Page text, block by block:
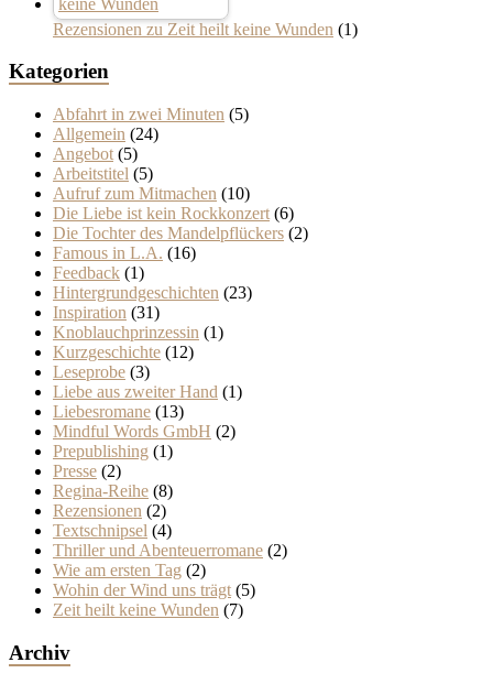
Rezensionen zu Zeit heilt keine Wunden (1)
Kategorien
Abfahrt in zwei Minuten (5)
Allgemein (24)
Angebot (5)
Arbeitstitel (5)
Aufruf zum Mitmachen (10)
Die Liebe ist kein Rockkonzert (6)
Die Tochter des Mandelpflückers (2)
Famous in L.A. (16)
Feedback (1)
Hintergrundgeschichten (23)
Inspiration (31)
Knoblauchprinzessin (1)
Kurzgeschichte (12)
Leseprobe (3)
Liebe aus zweiter Hand (1)
Liebesromane (13)
Mindful Words GmbH (2)
Prepublishing (1)
Presse (2)
Regina-Reihe (8)
Rezensionen (2)
Textschnipsel (4)
Thriller und Abenteuerromane (2)
Wie am ersten Tag (2)
Wohin der Wind uns trägt (5)
Zeit heilt keine Wunden (7)
Archiv